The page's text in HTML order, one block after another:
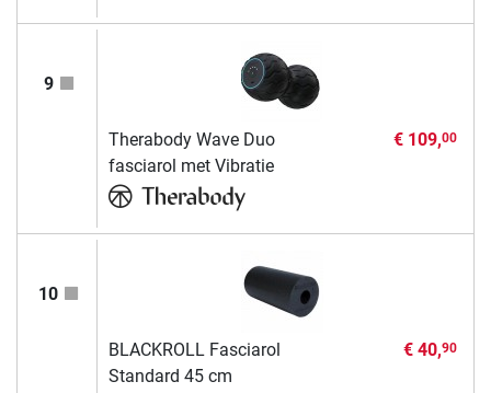
9
Therabody Wave Duo
fasciarol met Vibratie
€ 109,00
10
BLACKROLL Fasciarol
Standard 45 cm
€ 40,90